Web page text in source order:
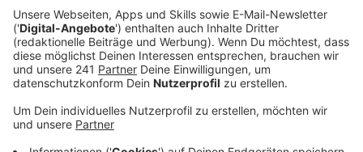
Anzeige
Die neue Baustelle liegt auf einer Strecke, die gerade
sowieso als Umleitung genutzt wird. Und zwar, weil
schon länger am Europaring gebaut wird. An der